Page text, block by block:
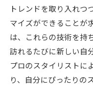
トレンドを取り入れつ
マイズができることが
は、これらの技術を持
訪れるたびに新しい自
プロのスタイリストに
り、自分にぴったりの